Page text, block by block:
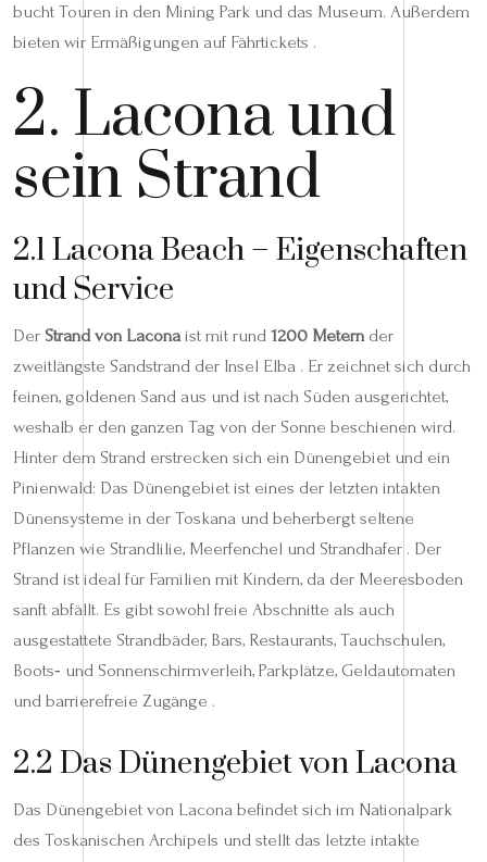
bucht Touren in den Mining Park und das Museum. Außerdem
bieten wir Ermäßigungen auf Fährtickets .
2. Lacona und
sein Strand
2.1 Lacona Beach – Eigenschaften
und Service
Der Strand von Laconaist mit rund 1200 Meternder
zweitlängste Sandstrand der Insel Elba . Er zeichnet sich durch
feinen, goldenen Sand aus und ist nach Süden ausgerichtet,
weshalb er den ganzen Tag von der Sonne beschienen wird.
Hinter dem Strand erstrecken sich ein Dünengebiet und ein
Pinienwald: Das Dünengebiet ist eines der letzten intakten
Dünensysteme in der Toskana und beherbergt seltene
Pflanzen wie Strandlilie, Meerfenchel und Strandhafer . Der
Strand ist ideal für Familien mit Kindern, da der Meeresboden
sanft abfällt. Es gibt sowohl freie Abschnitte als auch
ausgestattete Strandbäder, Bars, Restaurants, Tauchschulen,
Boots‑ und Sonnenschirmverleih, Parkplätze, Geldautomaten
und barrierefreie Zugänge .
2.2 Das Dünengebiet von Lacona
Das Dünengebiet von Lacona befindet sich im Nationalpark
des Toskanischen Archipels und stellt das letzte intakte